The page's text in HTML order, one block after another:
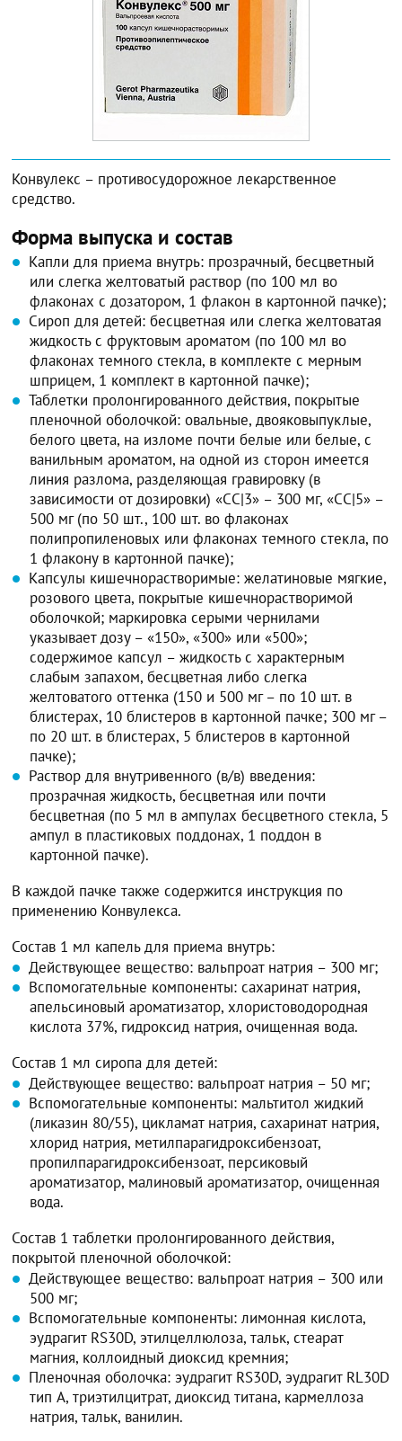
Конвулекс – противосудорожное лекарственное
средство.
Форма выпуска и состав
Капли для приема внутрь: прозрачный, бесцветный
или слегка желтоватый раствор (по 100 мл во
флаконах с дозатором, 1 флакон в картонной пачке);
Сироп для детей: бесцветная или слегка желтоватая
жидкость с фруктовым ароматом (по 100 мл во
флаконах темного стекла, в комплекте с мерным
шприцем, 1 комплект в картонной пачке);
Таблетки пролонгированного действия, покрытые
пленочной оболочкой: овальные, двояковыпуклые,
белого цвета, на изломе почти белые или белые, с
ванильным ароматом, на одной из сторон имеется
линия разлома, разделяющая гравировку (в
зависимости от дозировки) «СС|3» – 300 мг, «СС|5» –
500 мг (по 50 шт., 100 шт. во флаконах
полипропиленовых или флаконах темного стекла, по
1 флакону в картонной пачке);
Капсулы кишечнорастворимые: желатиновые мягкие,
розового цвета, покрытые кишечнорастворимой
оболочкой; маркировка серыми чернилами
указывает дозу – «150», «300» или «500»;
содержимое капсул – жидкость с характерным
слабым запахом, бесцветная либо слегка
желтоватого оттенка (150 и 500 мг – по 10 шт. в
блистерах, 10 блистеров в картонной пачке; 300 мг –
по 20 шт. в блистерах, 5 блистеров в картонной
пачке);
Раствор для внутривенного (в/в) введения:
прозрачная жидкость, бесцветная или почти
бесцветная (по 5 мл в ампулах бесцветного стекла, 5
ампул в пластиковых поддонах, 1 поддон в
картонной пачке).
В каждой пачке также содержится инструкция по
применению Конвулекса.
Состав 1 мл капель для приема внутрь:
Действующее вещество: вальпроат натрия – 300 мг;
Вспомогательные компоненты: сахаринат натрия,
апельсиновый ароматизатор, хлористоводородная
кислота 37%, гидроксид натрия, очищенная вода.
Состав 1 мл сиропа для детей:
Действующее вещество: вальпроат натрия – 50 мг;
Вспомогательные компоненты: мальтитол жидкий
(ликазин 80/55), цикламат натрия, сахаринат натрия,
хлорид натрия, метилпарагидроксибензоат,
пропилпарагидроксибензоат, персиковый
ароматизатор, малиновый ароматизатор, очищенная
вода.
Состав 1 таблетки пролонгированного действия,
покрытой пленочной оболочкой:
Действующее вещество: вальпроат натрия – 300 или
500 мг;
Вспомогательные компоненты: лимонная кислота,
эудрагит RS30D, этилцеллюлоза, тальк, стеарат
магния, коллоидный диоксид кремния;
Пленочная оболочка: эудрагит RS30D, эудрагит RL30D
тип A, триэтилцитрат, диоксид титана, кармеллоза
натрия, тальк, ванилин.